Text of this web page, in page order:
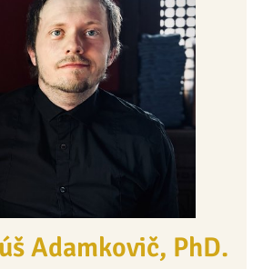
Adamkovič, PhD.